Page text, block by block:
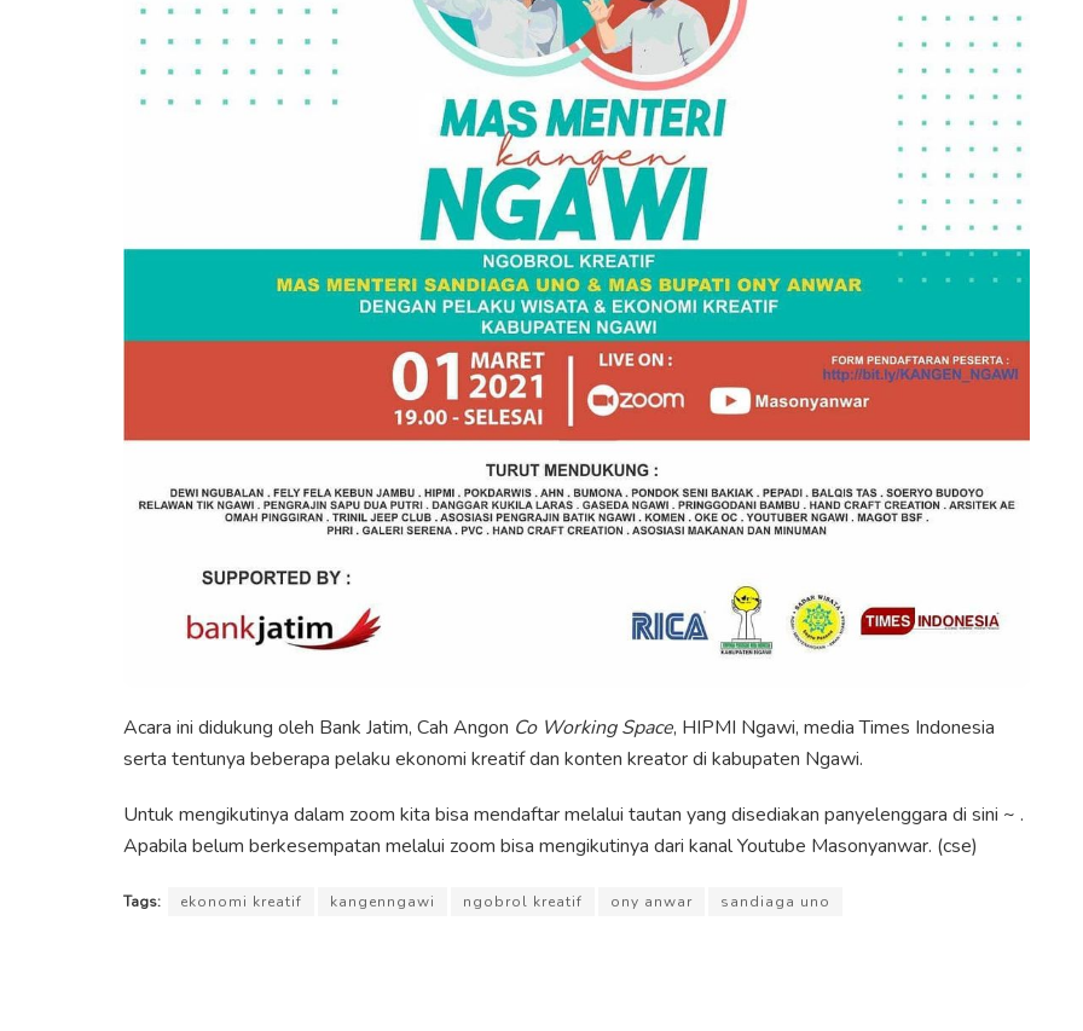
Acara ini didukung oleh Bank Jatim, Cah Angon Co Working Space, HIPMI Ngawi, media Times Indonesia
serta tentunya beberapa pelaku ekonomi kreatif dan konten kreator di kabupaten Ngawi.
Untuk mengikutinya dalam zoom kita bisa mendaftar melalui tautan yang disediakan panyelenggara di sini ~ .
Apabila belum berkesempatan melalui zoom bisa mengikutinya dari kanal Youtube Masonyanwar. (cse)
Tags: ekonomi kreatif kangenngawi ngobrol kreatif ony anwar sandiaga uno